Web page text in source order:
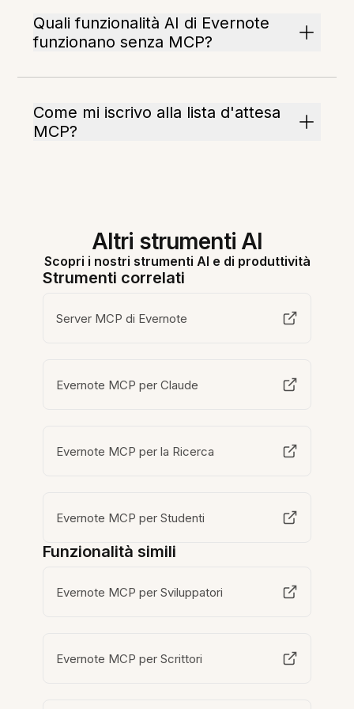
Quali funzionalità AI di Evernote
funzionano senza MCP?
Come mi iscrivo alla lista d'attesa
MCP?
Altri strumenti AI
Scopri i nostri strumenti AI e di produttività
Strumenti correlati
Server MCP di Evernote
Evernote MCP per Claude
Evernote MCP per la Ricerca
Evernote MCP per Studenti
Funzionalità simili
Evernote MCP per Sviluppatori
Evernote MCP per Scrittori